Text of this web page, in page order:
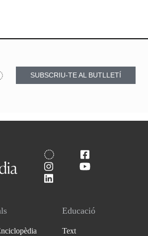
SUBSCRIU-TE AL BUTLLETÍ
Educació
Text